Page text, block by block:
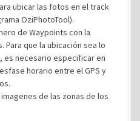
ubicar las fotos en el track
OziPhotoTool).
de Waypoints con la
Para que la ubicación sea lo
es necesario especificar en
horario entre el GPS y
de las zonas de los